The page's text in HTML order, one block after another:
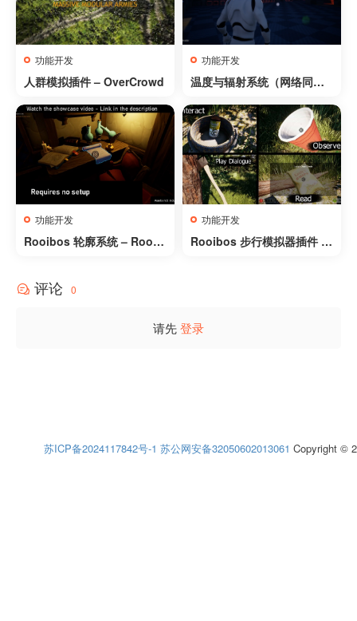
功能开发
人群模拟插件 – OverCrowd
功能开发
温度与辐射系统（网络同步
ature and Radiation Syste
m (Replicated – With day
and night)
功能开发
Rooibos 轮廓系统 – Rooib
功能开发
Rooibos 步行模拟器插件 –
评论 0
请先登录
苏ICP备2024117842号-1 苏公网安备32050602013061 Copyright ©